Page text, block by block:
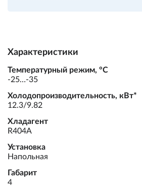
Характеристики
Температурный режим, °С
-25…-35
Холодопроизводительность, кВт*
12.3/9.82
Хладагент
R404A
Установка
Напольная
Габарит
4